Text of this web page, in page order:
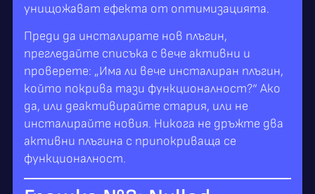
унищожават ефекта от оптимизацията.
Преди да инсталирате нов плъгин,
прегледайте списъка с вече активни и
проверете: „Има ли вече инсталиран плъгин,
който покрива тази функционалност?“ Ако
да, или деактивирайте стария, или не
инсталирайте новия. Никога не дръжте два
активни плъгина с припокриваща се
функционалност.